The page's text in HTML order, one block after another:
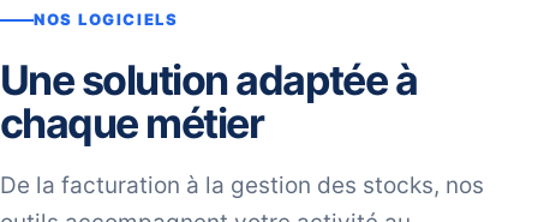
NOS LOGICIELS
Une solution adaptée à
chaque métier
De la facturation à la gestion des stocks, nos